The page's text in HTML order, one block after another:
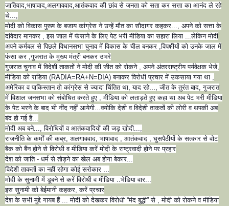
जातिवाद,भाषावाद,अलगाववाद,आतंकवाद की छांव से जनता को सता कर सत्ता का आनंद ले रहे
थे...,
मोदी को विकास पुरूष के बजाय कांग्रेस ने उन्हें मौत का सौदागर कहकर..., अपने को सत्ता के
दांवेदार मानकर , इस जाल में फंसाने के लिए पेट भरी मीडिया का सहारा लिया ...लेकिन मोदी
अपने कर्मबल से पिछले विधानसभा चुनाव में विकास के चील बनकर ,विपक्षीयों कोउनके जाल में
फंसा कर ,गुजरात के मुख्य मंत्री बनकर उभरे
गुजरात चुनाव में विदेशी ताकतों ने मोदी की जीत को रोकने , अपने अंतरराष्ट्रीय पर्यवेक्षक भेजे,
मीडिया को राडिया (RADIA=RA+N=DIA) बनाकर विरोधी प्रचार में उकसाया गया था ,
अमेरिका व पाकिस्तान तो कांग्रेस से ज्यादा चिंतित था, याद रहे..., जीत के तुरंत बाद, गुजरात
में विशाल जनसभा को संबोधित करते हुए , मीडिया को लताड़ते हुए कहा था अब पेट भरी मीडिया
के पेट भरने के बाद भी नींद नहीं आयेगी...क्योकि देशी व विदेशी ताकतों की लोरी व थपकी अब
बंद हो गई है...
मोदी अब बने..., विरोधियों व आतंकवादियों की जड़ खोदी...,
राजनीति के कर्मों की कब्र, अलगाववाद, भाषावाद , आतंकवाद , घुसपैठीयों के सत्कार से वोट
बैक को बैंन होने से विरोधी व मीडिया करें मोदी के राष्ट्रवादी होने पर प्रहार
देश को जाति - धर्म से तोड़ने का खेल अब होगा बेकार...
विदेशी ताकतों का नहीं रहेगा कोई सरोकार ...
मोदी के सुनामी में डूबने से करें विरोधी व मीडिया ..भेडिया वार...
इस सुनामी को बेईमानी कहकर, करें प्रचार
देश के सभी मुद्दे गायब हैं ... मोदी को देखकर विरोधी “मंद बुद्धी” से , मोदी को रोकने व मीडिया